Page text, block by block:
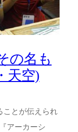
の名も
天空)
ことが伝えられ
アーカーシ